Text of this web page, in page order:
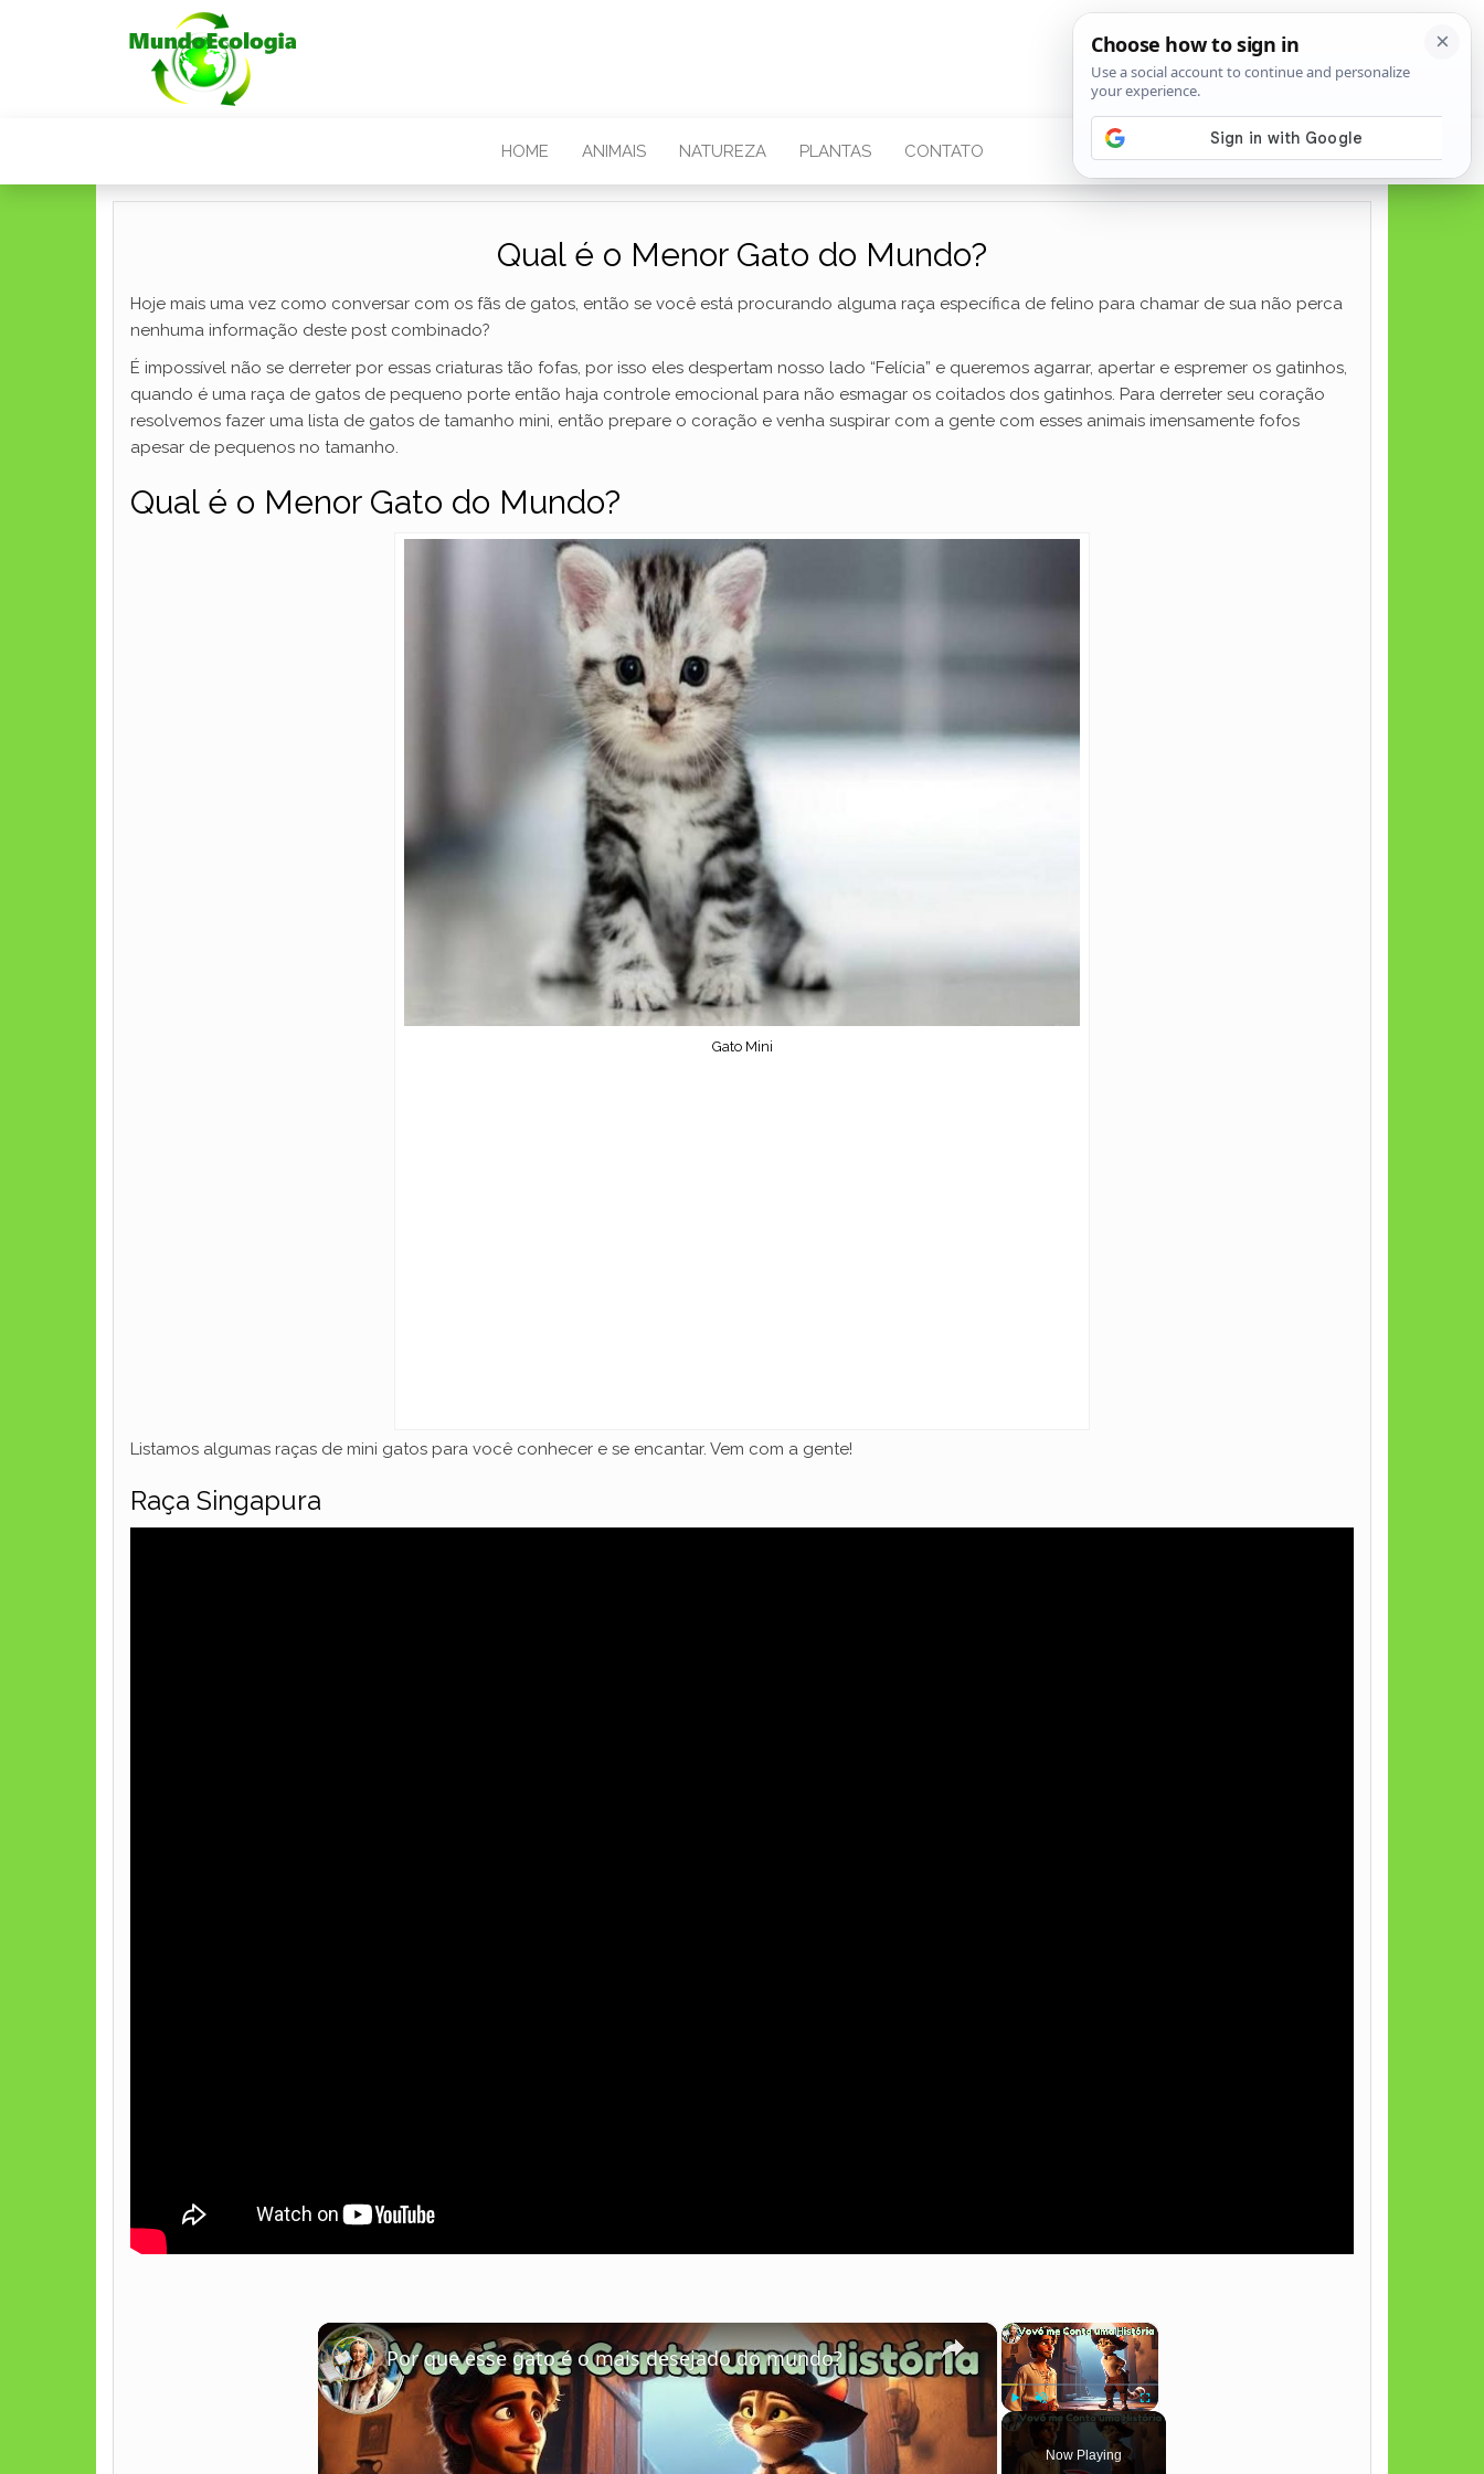
HOME ANIMAIS NATUREZA PLANTAS CONTATO
Qual é o Menor Gato do Mundo?
Hoje mais uma vez como conversar com os fãs de gatos, então se você está procurando alguma raça específica de felino para chamar de sua não perca
nenhuma informação deste post combinado?
É impossível não se derreter por essas criaturas tão fofas, por isso eles despertam nosso lado “Felícia” e queremos agarrar, apertar e espremer os gatinhos,
quando é uma raça de gatos de pequeno porte então haja controle emocional para não esmagar os coitados dos gatinhos. Para derreter seu coração
resolvemos fazer uma lista de gatos de tamanho mini, então prepare o coração e venha suspirar com a gente com esses animais imensamente fofos
apesar de pequenos no tamanho.
Qual é o Menor Gato do Mundo?
Gato Mini
Listamos algumas raças de mini gatos para você conhecer e se encantar. Vem com a gente!
Raça Singapura
×
Play Unmute Fullscreen
Now Playing
×
Por que esse gato é o mais desejado do mundo?